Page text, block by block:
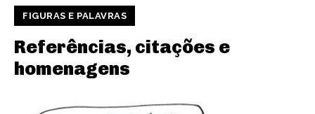
FIGURAS E PALAVRAS
Referências, citações e
homenagens